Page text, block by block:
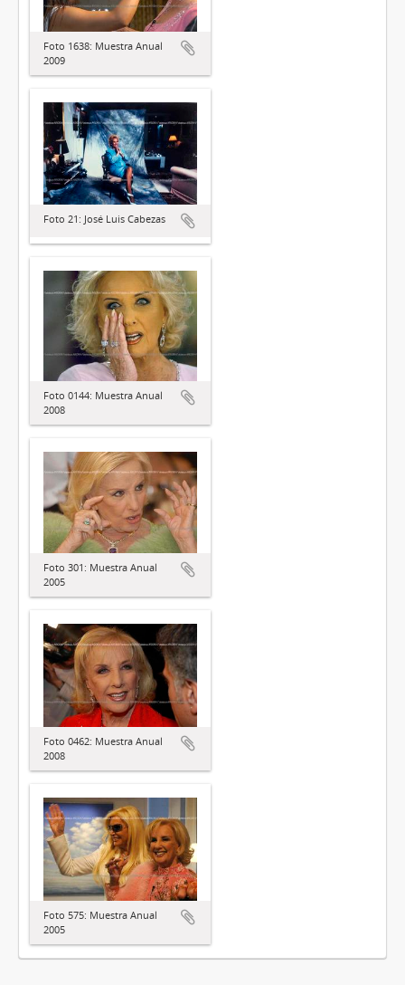
Foto 1638: Muestra Anual
2009
Foto 21: José Luis Cabezas
Foto 0144: Muestra Anual
2008
Foto 301: Muestra Anual
2005
Foto 0462: Muestra Anual
2008
Foto 575: Muestra Anual
2005